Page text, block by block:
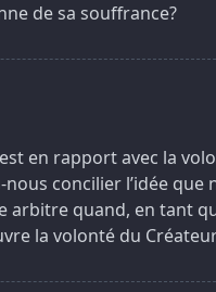
de sa souffrance?
en rapport avec la
concilier l’idée
arbitre quand, en tant
la volonté du